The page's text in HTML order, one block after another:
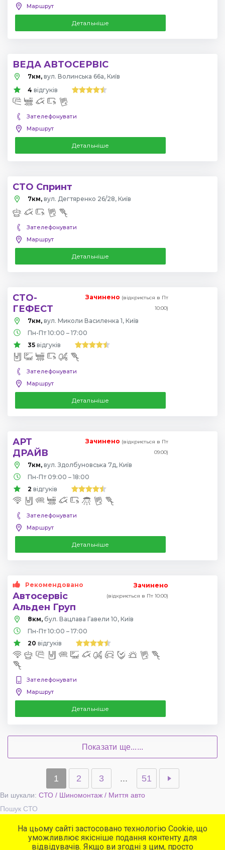
Маршрут
Детальніше
ВЕДА АВТОСЕРВІС
7км, вул. Волинська 66а, Київ
4 відгуків
Зателефонувати
Маршрут
Детальніше
СТО Спринт
7км, вул. Дегтяренко 26/28, Київ
Зателефонувати
Маршрут
Детальніше
СТО-
ГЕФЕСТ
Зачинено (відкриється в Пт
10:00)
7км, вул. Миколи Василенка 1, Київ
Пн-Пт 10:00 – 17:00
35 відгуків
Зателефонувати
Маршрут
Детальніше
АРТ
ДРАЙВ
Зачинено (відкриється в Пт
09:00)
7км, вул. Здолбуновська 7д, Київ
Пн-Пт 09:00 – 18:00
2 відгуків
Зателефонувати
Маршрут
Детальніше
Рекомендовано
Автосервіс
Альден Груп
Зачинено
(відкриється в Пт 10:00)
8км, бул. Вацлава Гавели 10, Київ
Пн-Пт 10:00 – 17:00
20 відгуків
Зателефонувати
Маршрут
Детальніше
Показати ще......
1 2 3 ... 51
Ви шукали: СТО / Шиномонтаж / Миття авто
Пошук СТО
Популярні сервіси
СТО
На цьому сайті застосовано технологію Cookie, що
уможливлює якісніше подання контенту для
відвідувачів. Якщо ви згодні з цим, просто